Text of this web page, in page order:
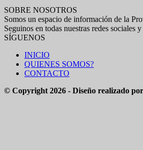
SOBRE NOSOTROS
Somos un espacio de información de la
Seguinos en todas nuestras redes sociales
SÍGUENOS
INICIO
QUIENES SOMOS?
CONTACTO
© Copyright 2026 - Diseño realizado por